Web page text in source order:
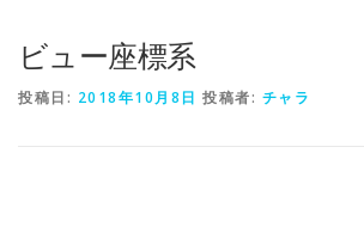
ビュー座標系
投稿日: 2018年10月8日 投稿者: チャラ